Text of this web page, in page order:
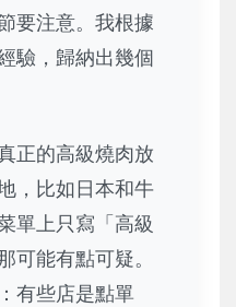
要注意。我根據
驗，歸納出幾個
正的高級燒肉放
，比如日本和牛
單上只寫「高級
可能有點可疑。
有些店是點單